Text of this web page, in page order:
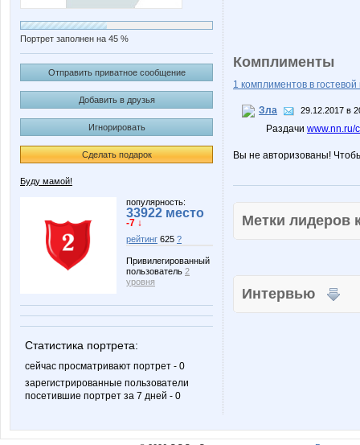
Портрет заполнен на 45 %
Отправить приватное сообщение
Добавить в друзья
Игнорировать
Сделать подарок
Буду мамой!
популярность:
33922 место
-7 ↓
рейтинг 625 ?
Привилегированный
пользователь 2
уровня
Статистика портрета:
сейчас просматривают портрет - 0
зарегистрированные пользователи
посетившие портрет за 7 дней - 0
Комплименты
1 комплиментов в гостевой
Зла 29.12.2017 в
Раздачи www.nn.ru/
Вы не авторизованы!
Метки
Интервью